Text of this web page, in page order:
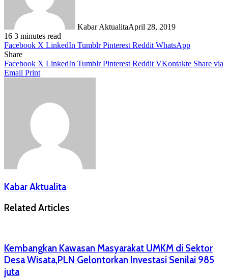
Kabar AktualitaApril 28, 2019
16 3 minutes read
Facebook X LinkedIn Tumblr Pinterest Reddit WhatsApp
Share
Facebook X LinkedIn Tumblr Pinterest Reddit VKontakte Share via
Email Print
Kabar Aktualita
Related Articles
Kembangkan Kawasan Masyarakat UMKM di Sektor
Desa Wisata,PLN Gelontorkan Investasi Senilai 985
juta